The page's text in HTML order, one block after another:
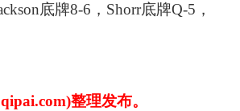
底牌8-6，Shorr底牌Q-5，
整理发布。